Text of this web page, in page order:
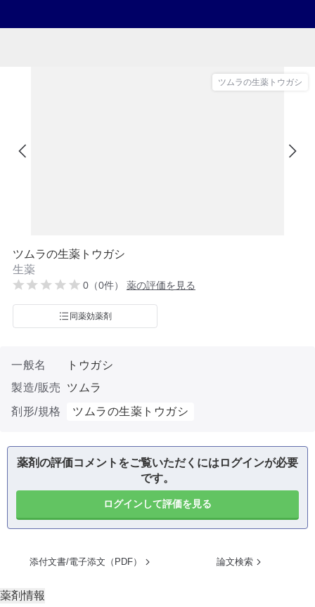
ツムラの生薬トウガシ
ツムラの生薬トウガシ
生薬
0（0件） 薬の評価を見る
同薬効薬剤
一般名
トウガシ
製造/販売
ツムラ
剤形/規格
ツムラの生薬トウガシ
薬剤の評価コメントをご覧いただくにはログインが必要
です。
ログインして評価を見る
添付文書/電子添文（PDF） 論文検索
薬剤情報